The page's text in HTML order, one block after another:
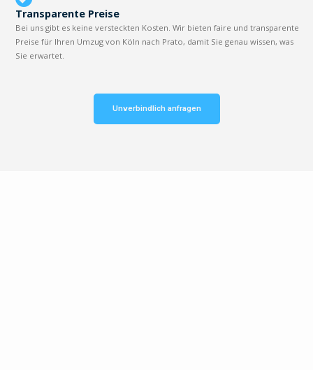
Transparente Preise
Bei uns gibt es keine versteckten Kosten. Wir bieten faire und transparente
Preise für Ihren Umzug von Köln nach Prato, damit Sie genau wissen, was
Sie erwartet.
Unverbindlich anfragen